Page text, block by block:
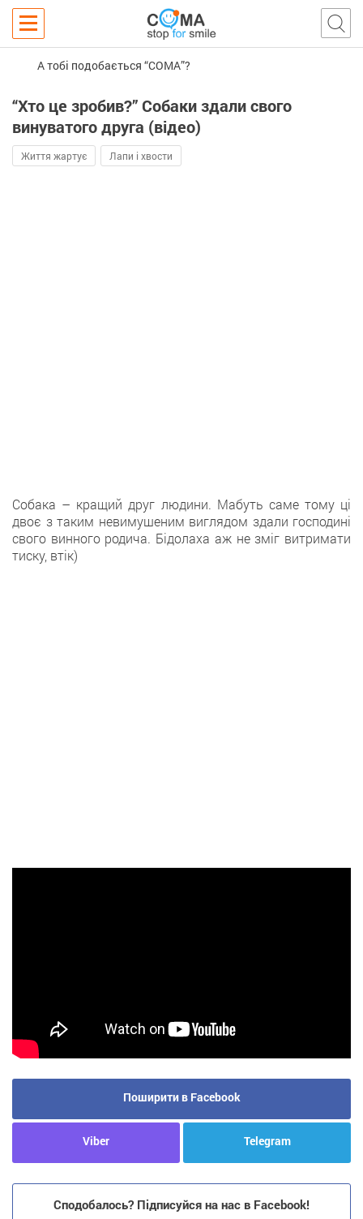
А тобі подобається “COMA”?
“Хто це зробив?” Собаки здали свого
винуватого друга (відео)
Життя жартує Лапи і хвости
Собака – кращий друг людини. Мабуть саме тому ці
двоє з таким невимушеним виглядом здали господині
свого винного родича. Бідолаха аж не зміг витримати
тиску, втік)
Поширити в Facebook
Viber Telegram
Сподобалось? Підписуйся на нас в Facebook!